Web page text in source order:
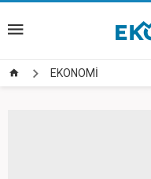
EKONOMİ